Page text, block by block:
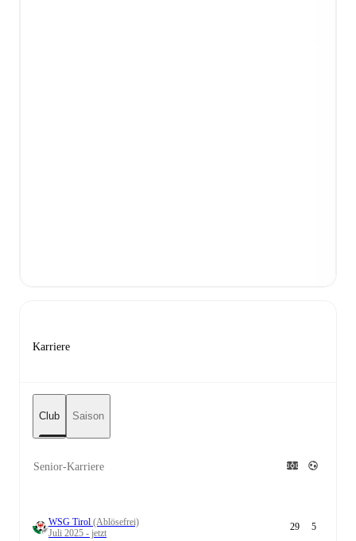
Karriere
Club Saison
Senior-Karriere
WSG Tirol (Ablösefrei)
Juli 2025 - jetzt
29 5